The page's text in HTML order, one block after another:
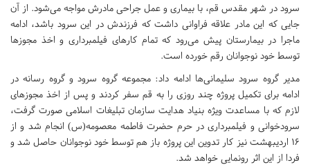
سرود در شهر مقدس قم، با بیماری و عمل جراحی مادرش مواجه می‌شود. از آن
جایی که این مادر علاقه فراوانی داشت که فرزندش در این سرود باشد، ادامه
ماجرا در بیمارستان پیش می‌رود که تمام کارهای فیلمبرداری و اخذ مجوزها
توسط خود نوجوانان رقم خورده است.
مدیر گروه سرود سلیمانی‌ها ادامه داد: مجموعه گروه سرود و گروه رسانه در
ادامه برای تکمیل پروژه چند روزی را به قم سفر کردند و پس از اخذ مجوزهای
لازم که با مساعدت ویژه بنیاد هدایت سازمان تبلیغات اسلامی صورت گرفت،
سرودخوانی و فیلمبرداری در حرم حضرت فاطمه معصومه(س) انجام شد و از
۱۶ اردیبهشت نیز کار تدوین این پروژه باز هم توسط خود نوجوانان حاصل شد و
فردا از این اثر رونمایی خواهد شد.